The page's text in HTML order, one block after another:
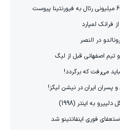
در النصر
اصفهانی قبل از لیگ
می‌رفت که برگردد!
پسران ایران در نیشن لیگز!
به اینتر (1998)
فوری اینفانتینو شد